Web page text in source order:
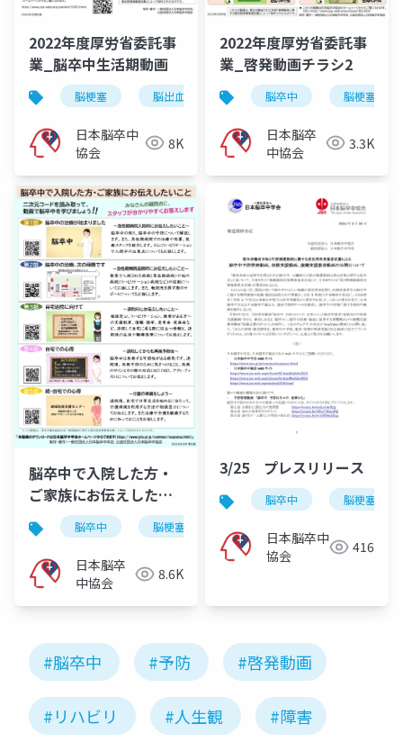
2022年度厚労省委託事
業_脳卒中生活期動画
脳梗塞 脳出血 くも膜下出血 脳卒中
日本脳卒中
協会
8K
2022年度厚労省委託事
業_啓発動画チラシ2
脳卒中 脳梗塞
日本脳卒
中協会
3.3K
脳卒中で入院した方・
ご家族にお伝えしたい
こと
脳卒中 脳梗塞
日本脳卒
中協会
8.6K
3/25 プレスリリース
脳卒中 脳梗塞
日本脳卒中
協会
416
#脳卒中 #予防 #啓発動画
#リハビリ #人生観 #障害